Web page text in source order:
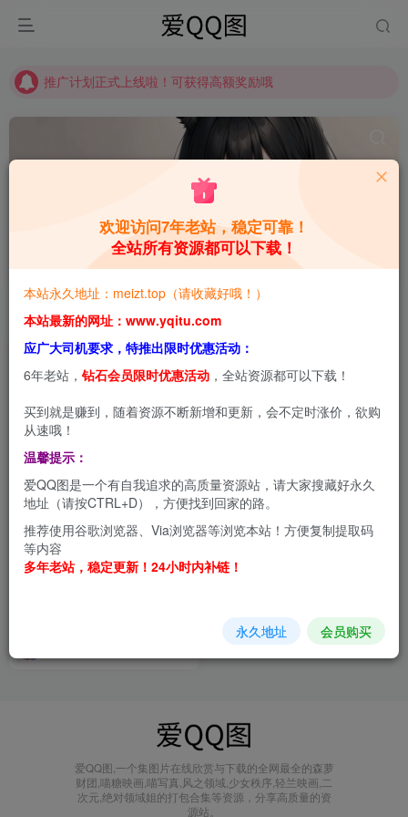
推广计划正式上线啦！可获得高额奖励哦
推广计划正式上线啦！可获得高额奖励哦
共1篇
排序 更新 浏览 点赞 评论
爱QQ图,一个集图片在线欣赏与下载的全网最全的森萝
财团,喵糖映画,喵写真,风之领域,少女秩序,轻兰映画,二
次元,绝对领域姐的打包合集等资源，分享高质量的资
源站。
欢迎访问7年老站，稳定可靠！
全站所有资源都可以下载！
本站永久地址：meizt.top（请收藏好哦！）
本站最新的网址：www.yqitu.com
应广大司机要求，特推出限时优惠活动：
6年老站， 钻石会员限时优惠活动 ，全站资源都可以下载！
买到就是赚到，随着资源不断新增和更新，会不定时涨价，欲购
从速哦！
温馨提示：
爱QQ图是一个有自我追求的高质量资源站，请大家搜藏好永久
地址（请按CTRL+D），方便找到回家的路。
推荐使用谷歌浏览器、Via浏览器等浏览本站！方便复制提取码
等内容
多年老站，稳定更新！24小时内补链！
永久地址 会员购买